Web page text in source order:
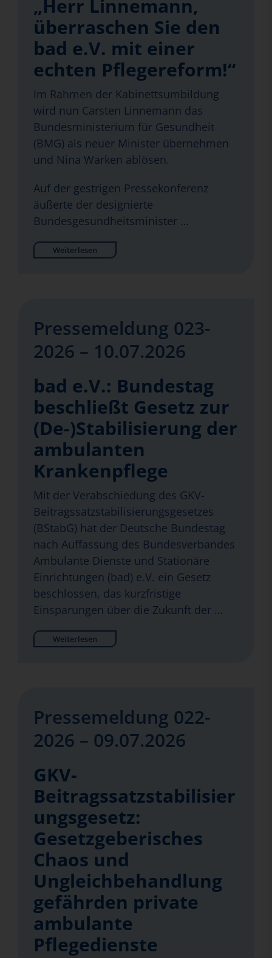
„Herr Linnemann,
überraschen Sie den
bad e.V. mit einer
echten Pflegereform!“
Im Rahmen der Kabinettsumbildung
wird nun Carsten Linnemann das
Bundesministerium für Gesundheit
(BMG) als neuer Minister übernehmen
und Nina Warken ablösen.
Auf der gestrigen Pressekonferenz
äußerte der designierte
Bundesgesundheitsminister …
Weiterlesen
Pressemeldung 023-
2026 – 10.07.2026
bad e.V.: Bundestag
beschließt Gesetz zur
(De-)Stabilisierung der
ambulanten
Krankenpflege
Mit der Verabschiedung des GKV-
Beitragssatzstabilisierungsgesetzes
(BStabG) hat der Deutsche Bundestag
nach Auffassung des Bundesverbandes
Ambulante Dienste und Stationäre
Einrichtungen (bad) e.V. ein Gesetz
beschlossen, das kurzfristige
Einsparungen über die Zukunft der …
Weiterlesen
Pressemeldung 022-
2026 – 09.07.2026
GKV-
Beitragssatzstabilisier
ungsgesetz:
Gesetzgeberisches
Chaos und
Ungleichbehandlung
gefährden private
ambulante
Pflegedienste